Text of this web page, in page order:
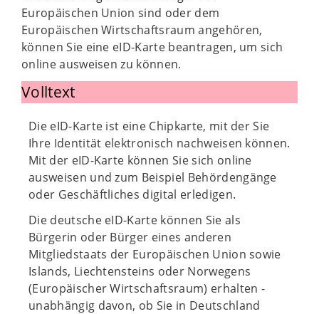
Europäischen Union sind oder dem
Europäischen Wirtschaftsraum angehören,
können Sie eine eID-Karte beantragen, um sich
online ausweisen zu können.
Volltext
Die eID-Karte ist eine Chipkarte, mit der Sie
Ihre Identität elektronisch nachweisen können.
Mit der eID-Karte können Sie sich online
ausweisen und zum Beispiel Behördengänge
oder Geschäftliches digital erledigen.
Die deutsche eID-Karte können Sie als
Bürgerin oder Bürger eines anderen
Mitgliedstaats der Europäischen Union sowie
Islands, Liechtensteins oder Norwegens
(Europäischer Wirtschaftsraum) erhalten -
unabhängig davon, ob Sie in Deutschland